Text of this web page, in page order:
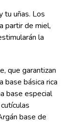
tu uñas. Los
partir de miel,
la
que garantizan
base básica rica
base especial
base de